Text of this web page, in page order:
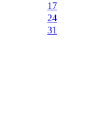
17
24
31